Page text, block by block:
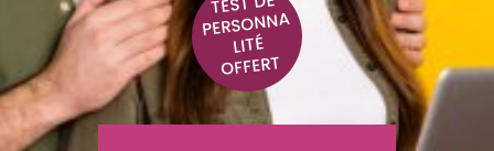
PERSONNA
LITÉ
OFFERT